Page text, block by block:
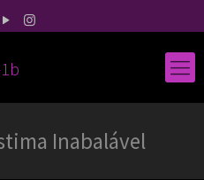
Inabalável